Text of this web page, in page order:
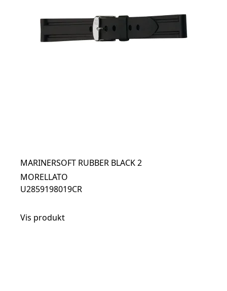
MARINERSOFT RUBBER BLACK 2
MORELLATO
U2859198019CR
Vis produkt